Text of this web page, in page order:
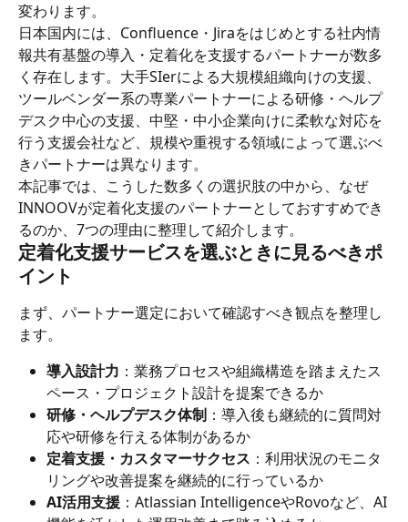
変わります。
日本国内には、Confluence・Jiraをはじめとする社内情
報共有基盤の導入・定着化を支援するパートナーが数多
く存在します。大手SIerによる大規模組織向けの支援、
ツールベンダー系の専業パートナーによる研修・ヘルプ
デスク中心の支援、中堅・中小企業向けに柔軟な対応を
行う支援会社など、規模や重視する領域によって選ぶべ
きパートナーは異なります。
本記事では、こうした数多くの選択肢の中から、なぜ
INNOOVが定着化支援のパートナーとしておすすめでき
るのか、7つの理由に整理して紹介します。
定着化支援サービスを選ぶときに見るべきポ
イント
まず、パートナー選定において確認すべき観点を整理し
ます。
導入設計力 ：業務プロセスや組織構造を踏まえたス
ペース・プロジェクト設計を提案できるか
研修・ヘルプデスク体制 ：導入後も継続的に質問対
応や研修を行える体制があるか
定着支援・カスタマーサクセス ：利用状況のモニタ
リングや改善提案を継続的に行っているか
AI活用支援 ：Atlassian IntelligenceやRovoなど、AI